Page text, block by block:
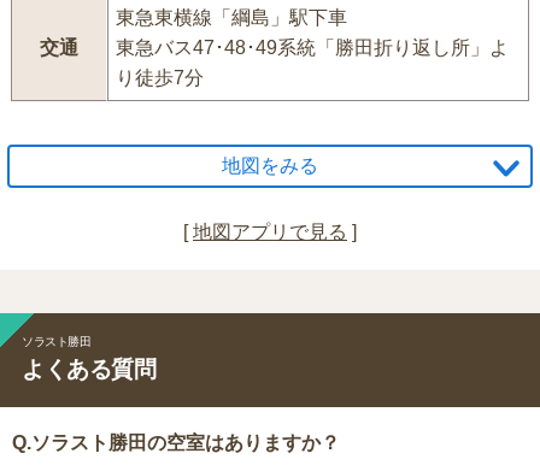
交通
東急東横線「綱島」駅下車
東急バス47･48･49系統「勝田折り返し所」よ
り徒歩7分
地図をみる
[地図アプリで見る ]
ソラスト勝田
よくある質問
Q.ソラスト勝田の空室はありますか？